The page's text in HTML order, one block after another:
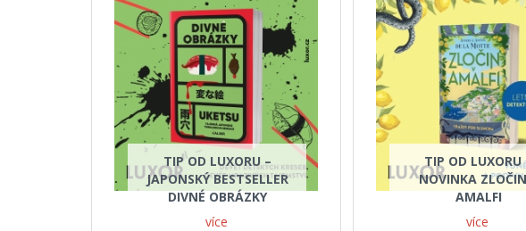
TIP OD LUXORU –
JAPONSKÝ BESTSELLER
DIVNÉ OBRÁZKY
více
TIP OD LUXORU
NOVINKA
AMALFI
více